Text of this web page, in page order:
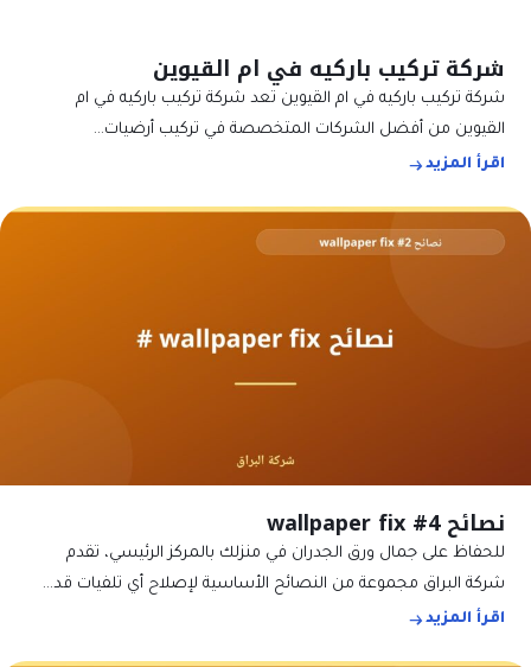
شركة تركيب باركيه في ام القيوين
شركة تركيب باركيه في ام القيوين تعد شركة تركيب باركيه في ام
القيوين من أفضل الشركات المتخصصة في تركيب أرضيات…
اقرأ المزيد
نصائح wallpaper fix #4
للحفاظ على جمال ورق الجدران في منزلك بالمركز الرئيسي، تقدم
شركة البراق مجموعة من النصائح الأساسية لإصلاح أي تلفيات قد…
اقرأ المزيد